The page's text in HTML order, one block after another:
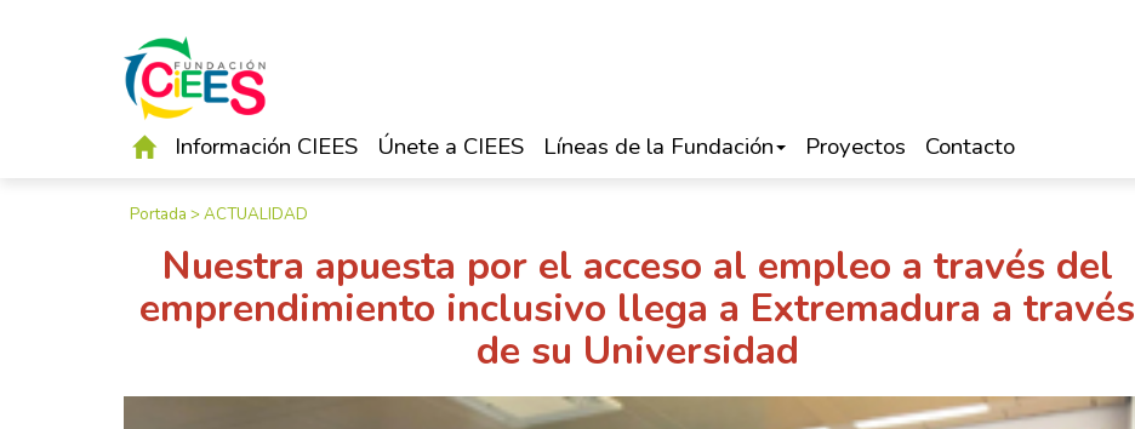
Información CIEES Únete a CIEES Líneas de la Fundación Proyectos Contacto
Portada >ACTUALIDAD
Nuestra apuesta por el acceso al empleo a través del
emprendimiento inclusivo llega a Extremadura a través
de su Universidad